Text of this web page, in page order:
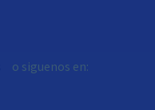
o siguenos en: